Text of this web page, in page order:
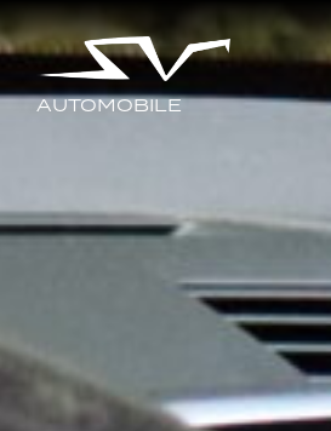
AUTOMOBILE